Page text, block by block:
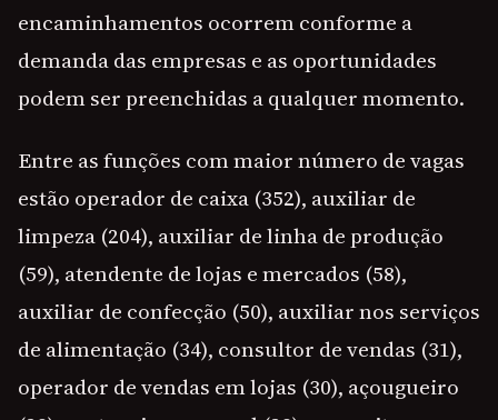
encaminhamentos ocorrem conforme a
demanda das empresas e as oportunidades
podem ser preenchidas a qualquer momento.
Entre as funções com maior número de vagas
estão operador de caixa (352), auxiliar de
limpeza (204), auxiliar de linha de produção
(59), atendente de lojas e mercados (58),
auxiliar de confecção (50), auxiliar nos serviços
de alimentação (34), consultor de vendas (31),
operador de vendas em lojas (30), açougueiro